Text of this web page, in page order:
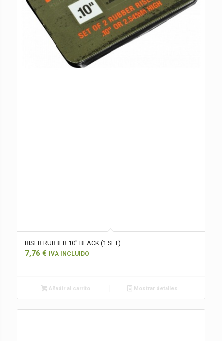
RISER RUBBER 10″ BLACK (1 SET)
7,76 € IVA INCLUIDO
Añadir al carrito Mostrar detalles